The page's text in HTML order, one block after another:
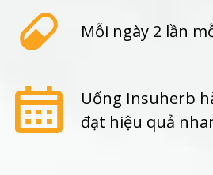
Mỗi ngày 2 lần
Uống Insuherb
đạt hiệu quả